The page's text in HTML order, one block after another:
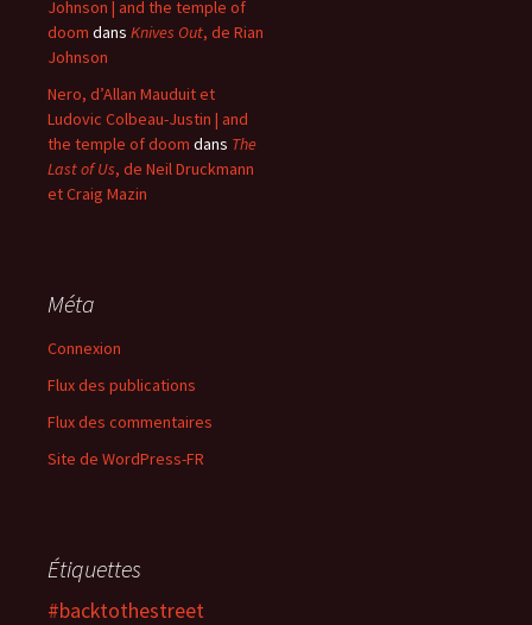
Johnson | and the temple of
doom dans Knives Out, de Rian
Johnson
Nero, d’Allan Mauduit et
Ludovic Colbeau-Justin | and
the temple of doom dans The
Last of Us, de Neil Druckmann
et Craig Mazin
Méta
Connexion
Flux des publications
Flux des commentaires
Site de WordPress-FR
Étiquettes
#backtothestreet